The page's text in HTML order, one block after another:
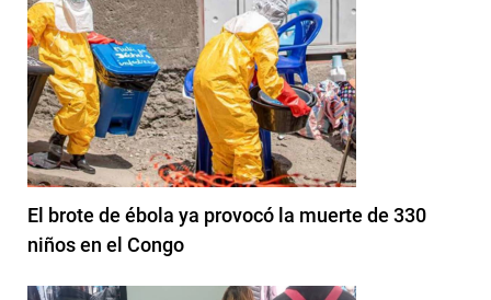
El brote de ébola ya provocó la muerte de 330
niños en el Congo